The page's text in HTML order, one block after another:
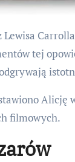
tej
Alicję
filmowych.